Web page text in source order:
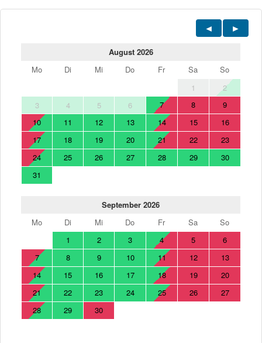
August 2026
Mo
Di Mi Do Fr Sa
So
1
2
3
4 5 6 7 8
9
10
11 12 13 14 15
16
17
18 19 20 21 22
23
24
25 26 27 28 29
30
31
September 2026
Mo
Di Mi Do Fr Sa
So
1
2 3 4 5
6
7
8 9 10 11 12
13
14
15 16 17 18 19
20
21
22 23 24 25 26
27
28
29 30